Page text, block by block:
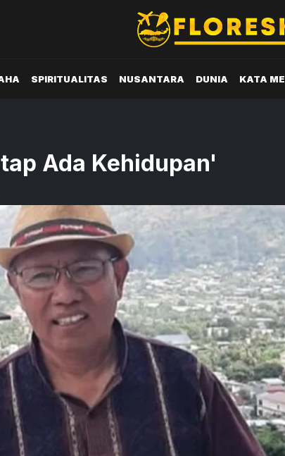
SPIRITUALITAS NUSANTARA DUNIA KATA
Ada Kehidupan'